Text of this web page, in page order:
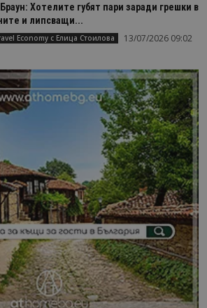
Хотелите губят пари заради грешки в
и липсващи...
Economy с Елица Стоилова 13/07/2026 09:02
кампании
отчетите
сайтовете.